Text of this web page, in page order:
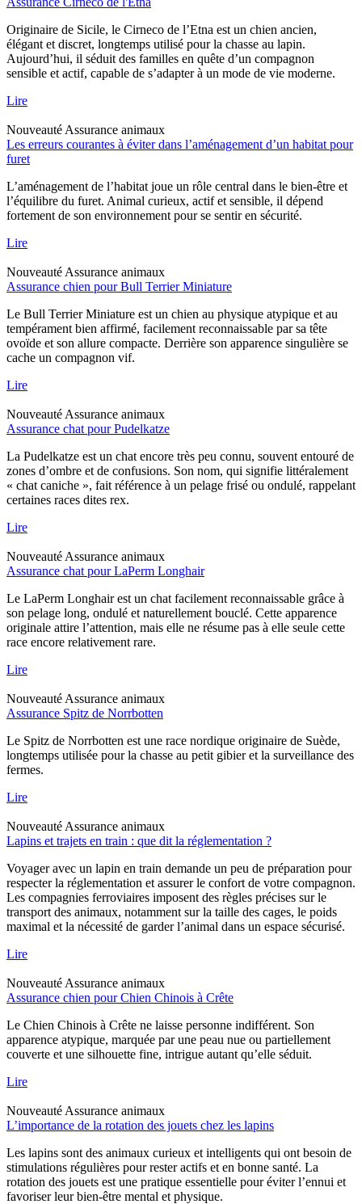
Originaire de Sicile, le Cirneco de l’Etna est un chien ancien,
élégant et discret, longtemps utilisé pour la chasse au lapin.
Aujourd’hui, il séduit des familles en quête d’un compagnon
sensible et actif, capable de s’adapter à un mode de vie moderne.
Lire
Nouveauté Assurance animaux
Les erreurs courantes à éviter dans l’aménagement d’un habitat pour
furet
L’aménagement de l’habitat joue un rôle central dans le bien-être et
l’équilibre du furet. Animal curieux, actif et sensible, il dépend
fortement de son environnement pour se sentir en sécurité.
Lire
Nouveauté Assurance animaux
Assurance chien pour Bull Terrier Miniature
Le Bull Terrier Miniature est un chien au physique atypique et au
tempérament bien affirmé, facilement reconnaissable par sa tête
ovoïde et son allure compacte. Derrière son apparence singulière se
cache un compagnon vif.
Lire
Nouveauté Assurance animaux
Assurance chat pour Pudelkatze
La Pudelkatze est un chat encore très peu connu, souvent entouré de
zones d’ombre et de confusions. Son nom, qui signifie littéralement
« chat caniche », fait référence à un pelage frisé ou ondulé, rappelant
certaines races dites rex.
Lire
Nouveauté Assurance animaux
Assurance chat pour LaPerm Longhair
Le LaPerm Longhair est un chat facilement reconnaissable grâce à
son pelage long, ondulé et naturellement bouclé. Cette apparence
originale attire l’attention, mais elle ne résume pas à elle seule cette
race encore relativement rare.
Lire
Nouveauté Assurance animaux
Assurance Spitz de Norrbotten
Le Spitz de Norrbotten est une race nordique originaire de Suède,
longtemps utilisée pour la chasse au petit gibier et la surveillance des
fermes.
Lire
Nouveauté Assurance animaux
Lapins et trajets en train : que dit la réglementation ?
Voyager avec un lapin en train demande un peu de préparation pour
respecter la réglementation et assurer le confort de votre compagnon.
Les compagnies ferroviaires imposent des règles précises sur le
transport des animaux, notamment sur la taille des cages, le poids
maximal et la nécessité de garder l’animal dans un espace sécurisé.
Lire
Nouveauté Assurance animaux
Assurance chien pour Chien Chinois à Crête
Le Chien Chinois à Crête ne laisse personne indifférent. Son
apparence atypique, marquée par une peau nue ou partiellement
couverte et une silhouette fine, intrigue autant qu’elle séduit.
Lire
Nouveauté Assurance animaux
L’importance de la rotation des jouets chez les lapins
Les lapins sont des animaux curieux et intelligents qui ont besoin de
stimulations régulières pour rester actifs et en bonne santé. La
rotation des jouets est une pratique essentielle pour éviter l’ennui et
favoriser leur bien-être mental et physique.